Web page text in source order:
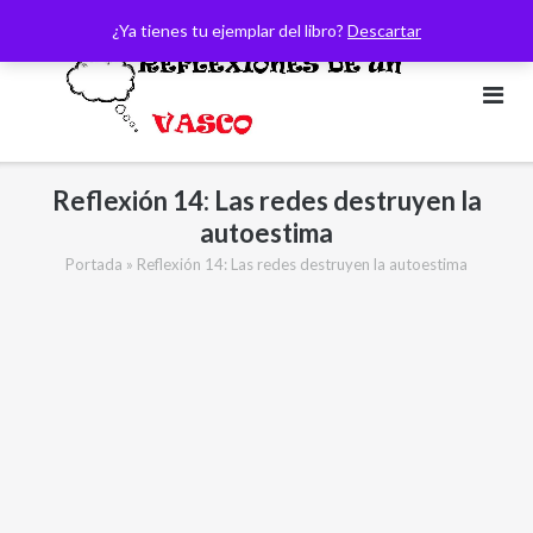
¿Ya tienes tu ejemplar del libro? Descartar
contenido
Reflexión 14: Las redes destruyen la
autoestima
Portada » Reflexión 14: Las redes destruyen la autoestima